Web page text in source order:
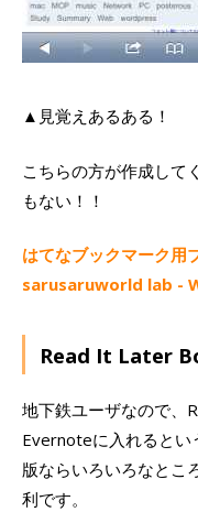
▲見覚えあるある！
こちらの方が作成して
もない！！
はてなブックマーク
sarusaruworld lab -
Read It Later
地下鉄ユーザなので、
Evernoteに入れるとい
版ならいろいろなとこ
利です。